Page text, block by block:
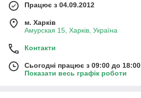
Працює з 04.09.2012
м. Харків
Амурская 15, Харків, Україна
Контакти
Сьогодні працює з 09:00 до 18:00
Показати весь графік роботи